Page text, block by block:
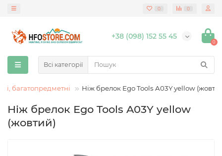
0 0
+38 (098) 152 55 45
0
Всі категорії
багатопредметні Ніж брелок Ego Tools A03Y yellow
Ніж брелок Ego Tools A03Y yellow
(жовтий)